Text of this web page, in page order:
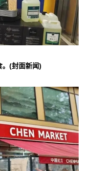
(封面新闻)